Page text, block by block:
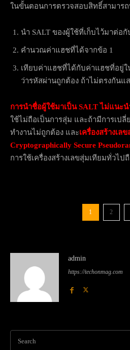
ในขั้นตอนการตรวจสอบสิทธิ์สามาร
นำ SALT ของผู้ใช้ที่เก็บไว้มาต่อ
คำนวณค่าแฮชที่ได้จากข้อ 1
เทียบค่าแฮชที่ได้กับค่าแฮชที่อยู่
ว่ารหัสผ่านถูกต้อง ถ้าไม่ตรงกันแ
การนำชื่อผู้ใช้มาเป็นSALT ไม่แนะน
ใช้ไม่ถือเป็นการสุ่ม และถ้ามีการเป
ทำงานไม่ถูกต้อง และเครื่องสร้างเล
Cryptographically Secure
การใช้เครื่องสร้างเลขสุ่มเทียมทั่วไป
1 2
admin
https://techonmag.com
Search